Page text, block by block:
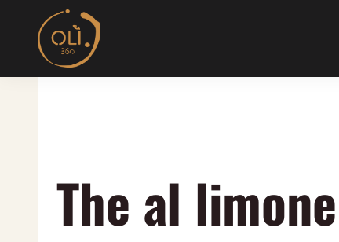
The al limone